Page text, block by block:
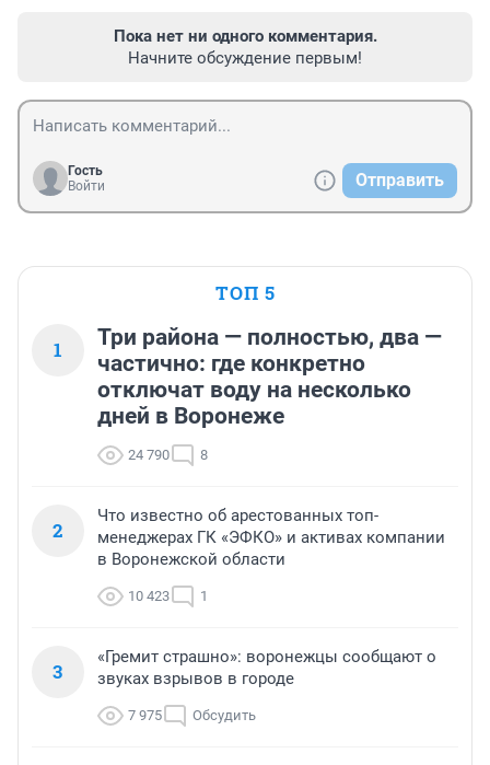
Пока нет ни одного комментария.
Начните обсуждение первым!
Гость
Войти
Отправить
ТОП 5
1
Три района — полностью, два —
частично: где конкретно
отключат воду на несколько
дней в Воронеже
24 790 8
2
Что известно об арестованных топ-
менеджерах ГК «ЭФКО» и активах компании
в Воронежской области
10 423 1
3
«Гремит страшно»: воронежцы сообщают о
звуках взрывов в городе
7 975 Обсудить